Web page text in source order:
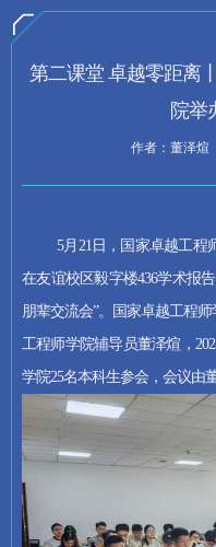
第二课堂 卓越零距离
院举
作者：董泽煊
5月21日，国家卓越工程
在友谊校区毅字楼436学术报
朋辈交流会”。国家卓越工程
工程师学院辅导员董泽煊，
学院25名本科生参会， 会议由
速读摘要
国家卓越工程师学院
越零距离——卓越工
**政策与培养体系**
谦系统阐释国家工程
调夯实专业基础、强
**朋辈经验分享**：
实践经历，讲解课题
平衡策略。**互动答
导师对接、实践安排
生关切，深化对卓越
AI推荐